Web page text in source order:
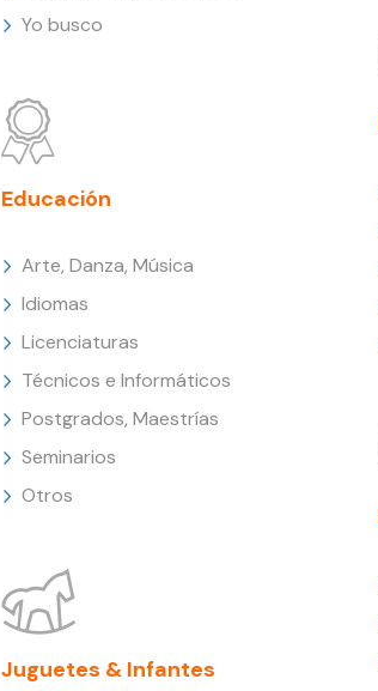
Yo busco
Educación
Arte, Danza, Música
Idiomas
Licenciaturas
Técnicos e Informáticos
Postgrados, Maestrías
Seminarios
Otros
Juguetes & Infantes